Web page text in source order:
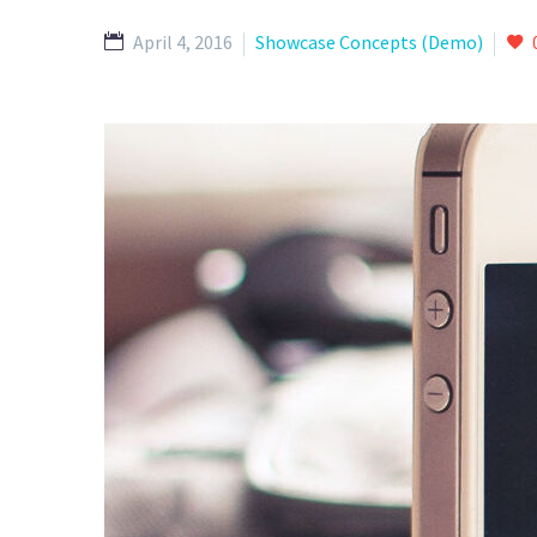
April 4, 2016 Showcase Concepts (Demo)